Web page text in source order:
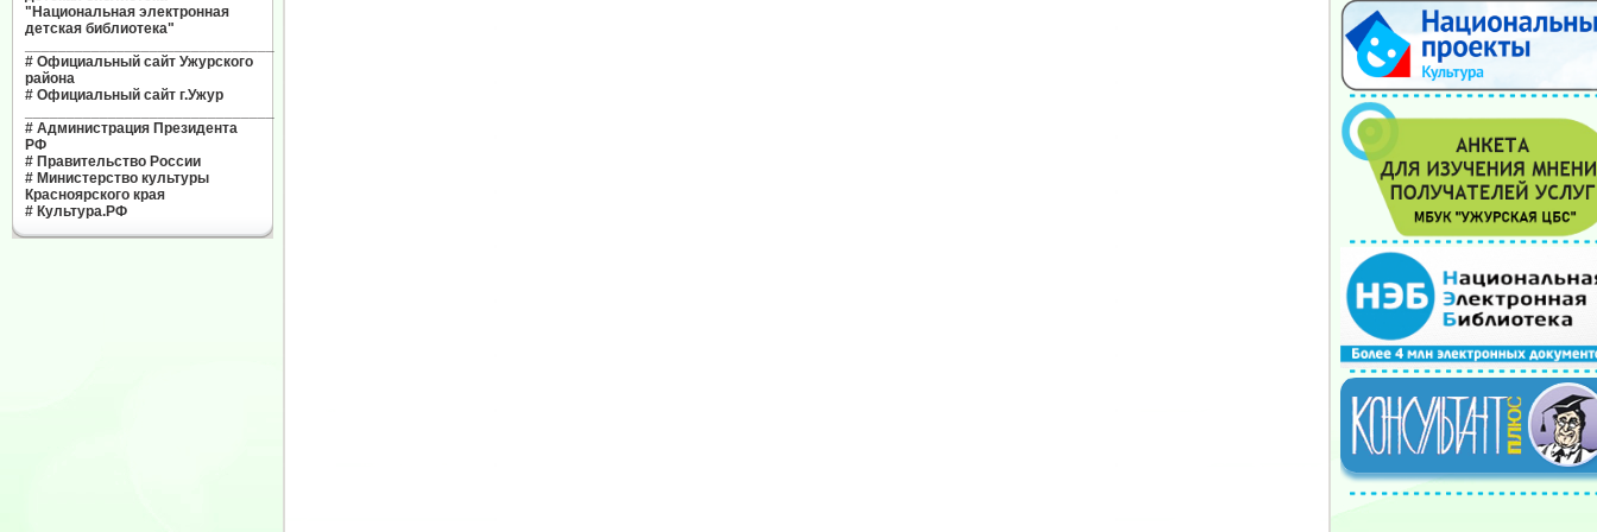
"Национальная электронная
детская библиотека"
# Официальный сайт Ужурского
района
# Официальный сайт г.Ужур
# Администрация Президента
РФ
# Правительство России
# Министерство культуры
Красноярского края
# Культура.РФ